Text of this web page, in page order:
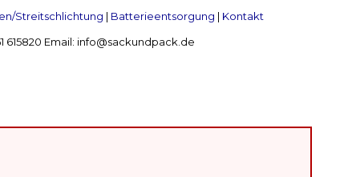
Streitschlichtung | Batterieentsorgung | Kontakt
615820 Email: info@sackundpack.de